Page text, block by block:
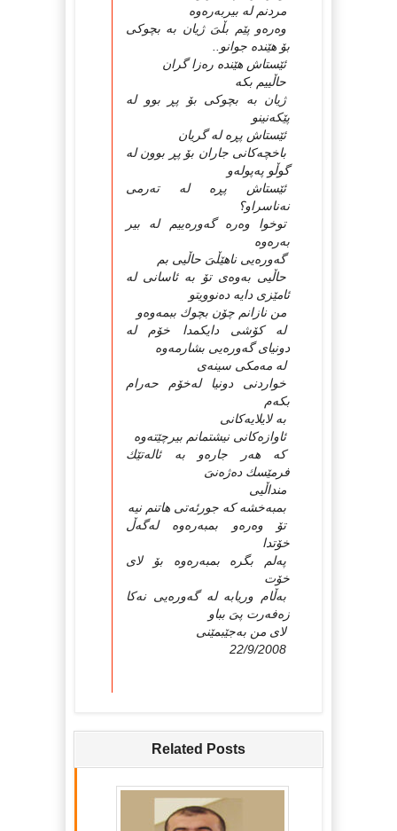
مردنم لە بیربەرەوە
وەرەو پێم بڵىَ ژیان بە بچوكى
بۆ هێندە جوانو..
ئێستاش هێندە رەزا گران
حاڵییم بكە
ژیان بە بچوكى بۆ پڕ بوو لە
پێكەنینو
ئێستاش پڕە لە گریان
باخچەكانى جاران بۆ پڕ بوون لە
گوڵو پەپولەو
ئێستاش پڕە لە تەرمى
نەناسراو؟
توخوا وەرە گەورەییم لە بیر
بەرەوە
گەورەیى ناهێڵىَ حاڵیى بم
حاڵیى بەوەى تۆ بە ئاسانى لە
ئامێزى دایە دەنوویتو
من نازانم چۆن بچوك ببمەوەو
لە كۆشى دایكمدا خۆم لە
دونیاى گەورەیى بشارمەوە
لە مەمكى سینەى
خواردنى دونیا لەخۆم حەرام
بكەم
بە لایلایەكانى
ئاوازەكانى نیشتمانم بیرچێتەوە
كە هەر جارەو بە ئالەتێك
فرمێسك دەژەنىَ
منداڵیى
بمبەخشە كە جورئەتى هاتنم نیە
تۆ وەرەو بمبەرەوە لەگەڵ
خۆتدا
پەلم بگرە بمبەرەوە بۆ لاى
خۆت
بەڵام وریابە لە گەورەیى نەكا
زەفەرت پىَ بباو
لاى من بەجێبمێنى
Related Posts